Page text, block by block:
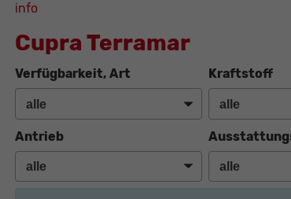
info
Cupra Terramar
Verfügbarkeit, Art Kraftstoff
Antrieb